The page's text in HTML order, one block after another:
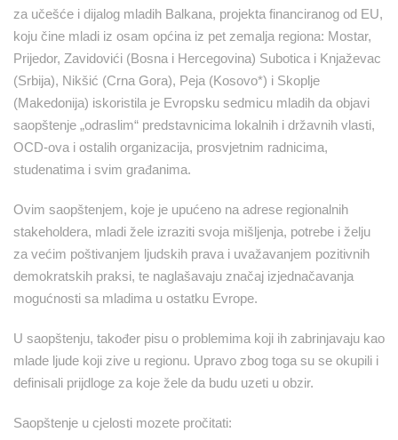
za učešće i dijalog mladih Balkana, projekta financiranog od EU,
koju čine mladi iz osam općina iz pet zemalja regiona: Mostar,
Prijedor, Zavidovići (Bosna i Hercegovina) Subotica i Knjaževac
(Srbija), Nikšić (Crna Gora), Peja (Kosovo*) i Skoplje
(Makedonija) iskoristila je Evropsku sedmicu mladih da objavi
saopštenje „odraslim“ predstavnicima lokalnih i državnih vlasti,
OCD-ova i ostalih organizacija, prosvjetnim radnicima,
studenatima i svim građanima.
Ovim saopštenjem, koje je upućeno na adrese regionalnih
stakeholdera, mladi žele izraziti svoja mišljenja, potrebe i želju
za većim poštivanjem ljudskih prava i uvažavanjem pozitivnih
demokratskih praksi, te naglašavaju značaj izjednačavanja
mogućnosti sa mladima u ostatku Evrope.
U saopštenju, također pisu o problemima koji ih zabrinjavaju kao
mlade ljude koji zive u regionu. Upravo zbog toga su se okupili i
definisali prijdloge za koje žele da budu uzeti u obzir.
Saopštenje u cjelosti mozete pročitati: